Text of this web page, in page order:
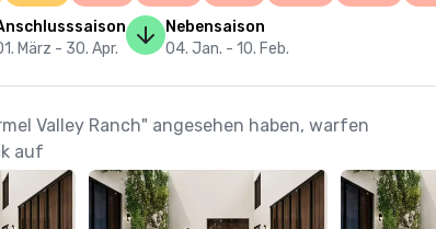
März - 30. Apr.
Nebensaison
04. Jan. - 10. Feb.
Valley Ranch" angesehen haben, warfen
auf